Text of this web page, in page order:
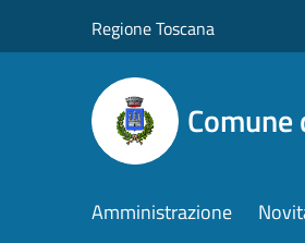
Regione Toscana
Amministrazione